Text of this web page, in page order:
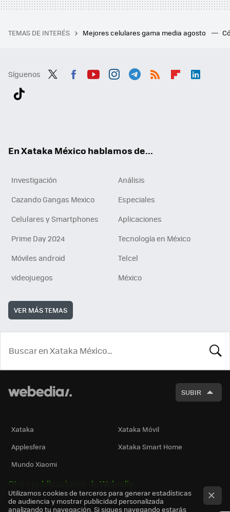
TEMAS DE INTERÉS Mejores celulares gama media agosto
Síguenos
En Xataka México hablamos de...
Investigación
Análisis
Cazando Gangas Mexico
Especiales
Celulares y Smartphones
Aplicaciones
Prime Day 2024
Tecnología en México
Móviles android
Telcel
videojuegos
México
VER MÁS TEMAS
SUBIR
Xataka
Xataka Móvil
Applesfera
Xataka Smart Home
Mundo Xiaomi
Otras publicaciones de Webedia
Utilizamos cookies de terceros para generar estadísticas
de audiencia y mostrar publicidad personalizada
analizando tu navegación. Si sigues navegando estarás